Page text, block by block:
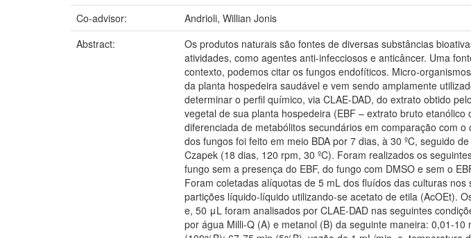
Co-advisor:
Andrioli, Willian Jonis
Abstract:
Os produtos naturais são fontes de diversas substâncias
atividades, como agentes anti-infecciosos e anticâncer. Uma
contexto, podemos citar os fungos endofíticos. Micro-
da planta hospedeira saudável e vem sendo amplamente
determinar o perfil químico, via CLAE-DAD, do extrato obtido
vegetal de sua planta hospedeira (EBF – extrato bruto
diferenciada de metabólitos secundários em comparação com
dos fungos foi feito em meio BDA por 7 dias, à 30 ºC, seguido
Czapek (18 dias, 120 rpm, 30 ºC). Foram realizados os
fungo sem a presença do EBF, do fungo com DMSO e sem o
Foram coletadas alíquotas de 5 mL dos fluídos das culturas
partições líquido-líquido utilizando-se acetato de etila (AcOEt).
e, 50 μL foram analisados por CLAE-DAD nas seguintes
por água Milli-Q (A) e metanol (B) da seguinte maneira: 0,01-